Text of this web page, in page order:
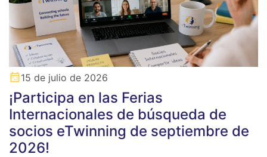
15 de julio de 2026
¡Participa en las Ferias
Internacionales de búsqueda de
socios eTwinning de septiembre de
2026!